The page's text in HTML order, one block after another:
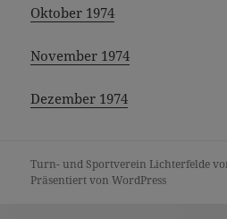
Oktober 1974
November 1974
Dezember 1974
Turn- und Sportverein Lichterfelde
Präsentiert von WordPress